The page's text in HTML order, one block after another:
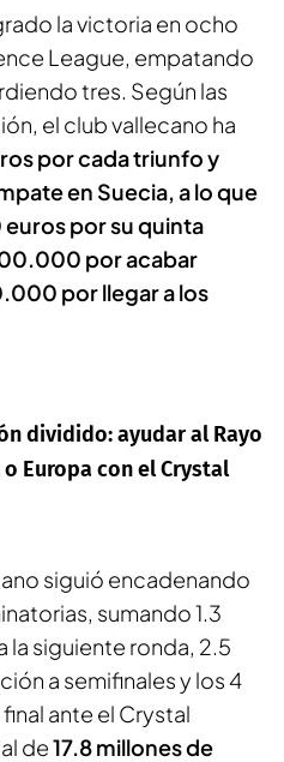
la victoria en ocho
League, empatando
tres. Según las
el club vallecano ha
por cada triunfo y
en Suecia, a lo que
por su quinta
por acabar
por llegar a los
dividido: ayudar al Rayo
Europa con el Crystal
siguió encadenando
sumando 1.3
la siguiente ronda, 2.5
a semifinales y los 4
ante el Crystal
de17.8 millones de